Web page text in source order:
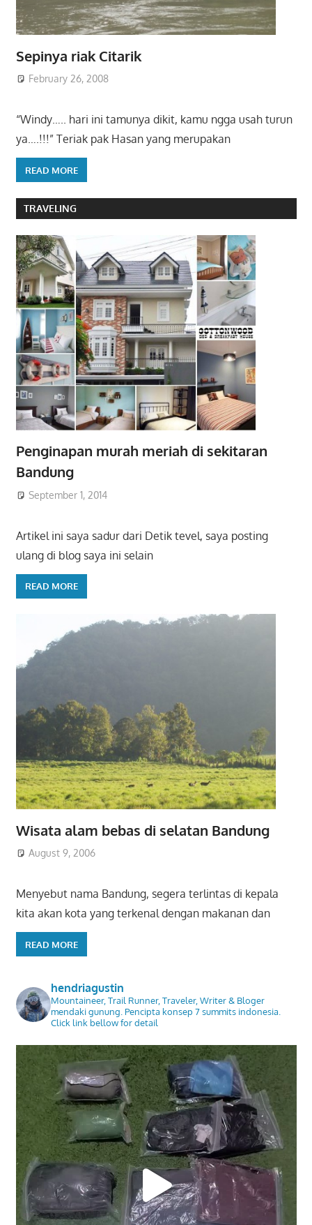
Sepinya riak Citarik
February 26, 2008
“Windy….. hari ini tamunya dikit, kamu ngga usah turun
ya….!!!” Teriak pak Hasan yang merupakan
READ MORE
TRAVELING
Penginapan murah meriah di sekitaran
Bandung
September 1, 2014
Artikel ini saya sadur dari Detik tevel, saya posting
ulang di blog saya ini selain
READ MORE
Wisata alam bebas di selatan Bandung
August 9, 2006
Menyebut nama Bandung, segera terlintas di kepala
kita akan kota yang terkenal dengan makanan dan
READ MORE
hendriagustin
Mountaineer, Trail Runner, Traveler, Writer & Bloger
mendaki gunung. Pencipta konsep 7 summits indonesia.
Click link bellow for detail